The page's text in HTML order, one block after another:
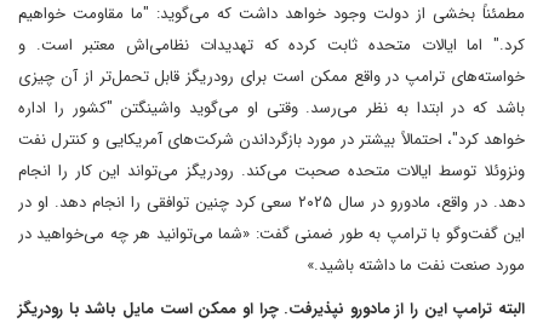
مطمئناً بخشی از دولت وجود خواهد داشت که می‌گوید: "ما مقاومت خواهیم
کرد." اما ایالات متحده ثابت کرده که تهدیدات نظامی‌اش معتبر است. و
خواسته‌های ترامپ در واقع ممکن است برای رودریگز قابل تحمل‌تر از آن چیزی
باشد که در ابتدا به نظر می‌رسد. وقتی او می‌گوید واشینگتن "کشور را اداره
خواهد کرد"، احتمالاً بیشتر در مورد بازگرداندن شرکت‌های آمریکایی و کنترل نفت
ونزوئلا توسط ایالات متحده صحبت می‌کند. رودریگز می‌تواند این کار را انجام
دهد. در واقع، مادورو در سال ۲۰۲۵ سعی کرد چنین توافقی را انجام دهد. او در
این گفت‌وگو با ترامپ به طور ضمنی گفت: «شما می‌توانید هر چه می‌خواهید در
مورد صنعت نفت ما داشته باشید.»
البته ترامپ این را از مادورو نپذیرفت. چرا او ممکن است مایل باشد با رودریگز